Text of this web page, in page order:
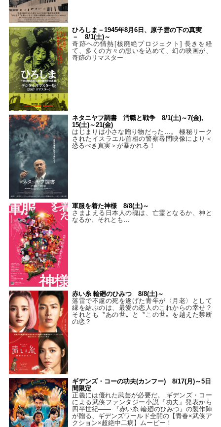
ひろしま－1945年8月6日、原子雲の下の真実
－ 8/1(土)～
奇跡への情熱[核廃絶プロジェクト] 長きを経
て、多くの方々の想いを込めて、幻の映画が、
奇跡のリマスター
ネタニヤフ調書 汚職と戦争 8/1(土)～7(金),
15(土)～21(金)
はじまりは小さな贈り物だった…。 極秘リーク
されたイスラエル首相の警察尋問映像により＜
恐るべき真実＞が暴かれる！
軍服を着た神様 8/8(土)～
さまよえる日本人の魂は、亡霊となるか、神と
なるか、それとも…
赤い糸 輪廻のひみつ 8/8(土)～
落雷で不慮の死を遂げた青年が〈月老〉として
縁を結ぶのは、最愛の恋人のこれからの幸せ？
それとも〝あの世〟と〝この世〟を越えた禁断
の恋？
ギデンズ・コーの功夫(カンフー) 8/17(月)～5日
間限定
正義には優れた武芸が必要だ。 ギデンズ・コー
による武侠ファンタジー小説『功夫』発表から
四半世紀―― 『赤い糸 輪廻のひみつ』の製作陣
が贈る、ギデンズワールド全開の【青春×武侠ア
クション×超絶中二病】ムービー！